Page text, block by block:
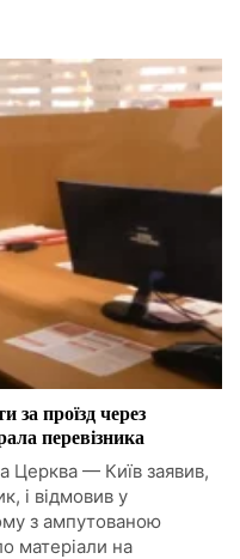
за проїзд через
перевізника
Церква — Київ заявив,
і відмовив у
з ампутованою
матеріали на